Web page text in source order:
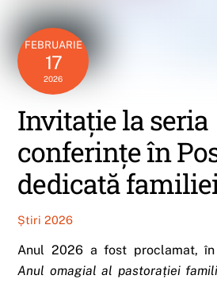
FEBRUARIE
17
2026
Invitație la seria
conferințe în
dedicată
Știri 2026
Anul 2026 a fost proclamat, în
Anul omagial al pastorației